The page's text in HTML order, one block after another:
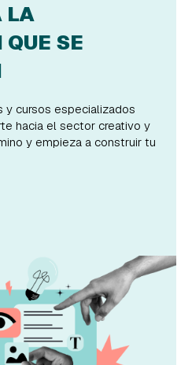
LA
SE
y cursos especializados
hacia el sector creativo y
y empieza a construir tu